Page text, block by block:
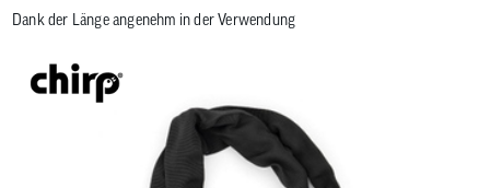
Dank der Länge angenehm in der Verwendung